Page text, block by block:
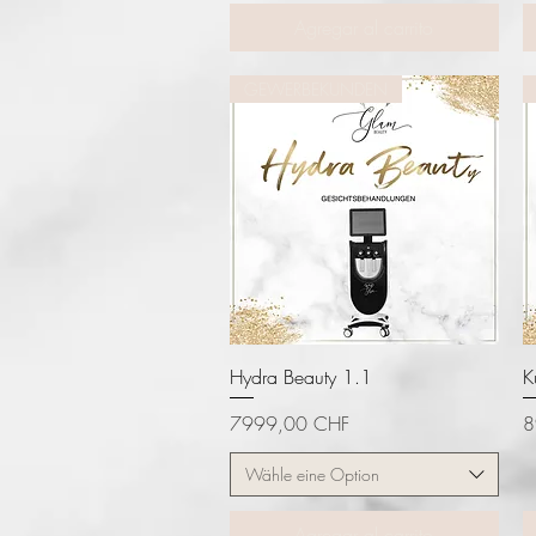
Vista rápida
Hydra Beauty 1.1
Precio
7999,00 CHF
Wähle eine Option